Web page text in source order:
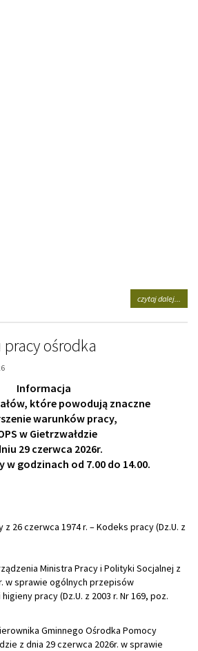
czytaj dalej...
pracy ośrodka
Informacja
które powodują znaczne
warunków pracy,
w Gietrzwałdzie
29 czerwca 2026r.
w godzinach od 7.00 do 14.00.
z 26 czerwca 1974 r. – Kodeks pracy (Dz.U. z
Ministra Pracy i Polityki Socjalnej z
w sprawie ogólnych przepisów
pracy (Dz.U. z 2003 r. Nr 169, poz.
Gminnego Ośrodka Pomocy
z dnia 29 czerwca 2026r. w sprawie